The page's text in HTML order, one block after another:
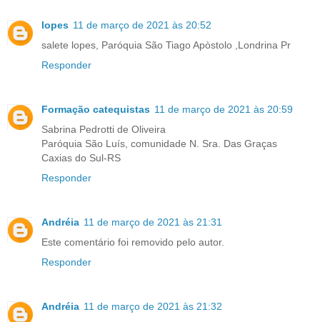
lopes 11 de março de 2021 às 20:52
salete lopes, Paróquia São Tiago Apòstolo ,Londrina Pr
Responder
Formação catequistas 11 de março de 2021 às 20:59
Sabrina Pedrotti de Oliveira
Paróquia São Luís, comunidade N. Sra. Das Graças
Caxias do Sul-RS
Responder
Andréia 11 de março de 2021 às 21:31
Este comentário foi removido pelo autor.
Responder
Andréia 11 de março de 2021 às 21:32